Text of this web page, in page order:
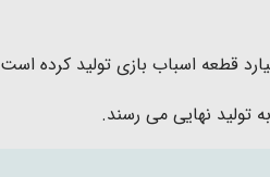
قطعه اسباب بازی تولید کرده است
تولید نهایی می رسند.